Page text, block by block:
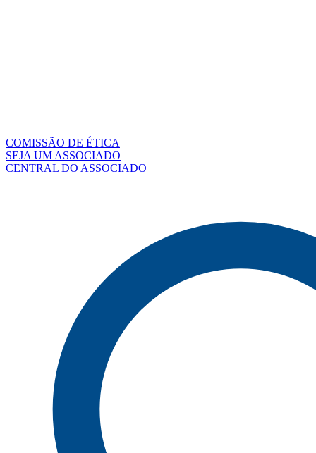
COMISSÃO DE ÉTICA
SEJA UM ASSOCIADO
CENTRAL DO ASSOCIADO